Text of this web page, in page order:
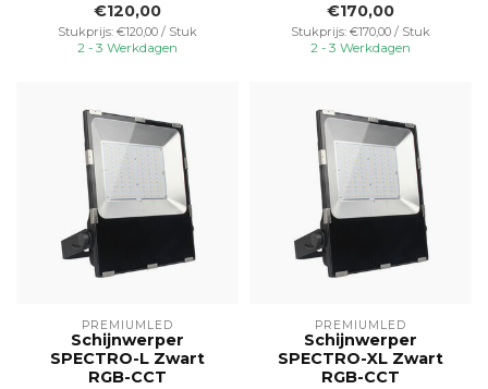
€120,00
Stukprijs: €120,00 / Stuk
2 - 3 Werkdagen
verlicht buitenrui...
€170,00
Stukprijs: €170,00 / Stuk
2 - 3 Werkdagen
PREMIUMLED
Schijnwerper
SPECTRO-L Zwart
RGB-CCT
PREMIUMLED
Schijnwerper
SPECTRO-XL Zwart
RGB-CCT